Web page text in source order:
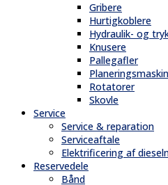
Gribere
Hurtigkoblere
Hydraulik- og
Knusere
Pallegafler
Rotatorer
Skovle
Service
Service & reparation
Serviceaftale
Elektrificering af
Reservedele
Bånd